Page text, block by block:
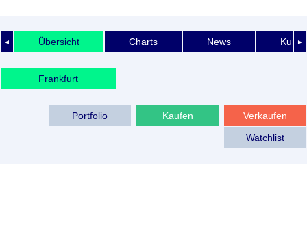
◄ ►
Übersicht Charts News
Frankfurt
Verkaufen
Kaufen
Portfolio
Watchlist